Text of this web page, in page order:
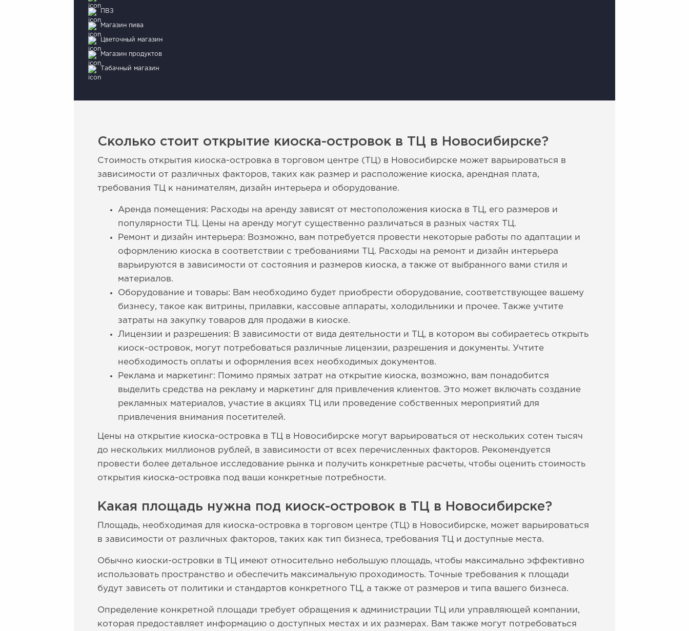
ПВЗ
Магазин пива
Цветочный магазин
Магазин продуктов
Табачный магазин
Сколько стоит открытие киоска-островок в ТЦ в Новосибирске?
Стоимость открытия киоска-островка в торговом центре (ТЦ) в Новосибирске может варьироваться в
зависимости от различных факторов, таких как размер и расположение киоска, арендная плата,
требования ТЦ к нанимателям, дизайн интерьера и оборудование.
Аренда помещения: Расходы на аренду зависят от местоположения киоска в ТЦ, его размеров и
популярности ТЦ. Цены на аренду могут существенно различаться в разных частях ТЦ.
Ремонт и дизайн интерьера: Возможно, вам потребуется провести некоторые работы по адаптации и
оформлению киоска в соответствии с требованиями ТЦ. Расходы на ремонт и дизайн интерьера
варьируются в зависимости от состояния и размеров киоска, а также от выбранного вами стиля и
материалов.
Оборудование и товары: Вам необходимо будет приобрести оборудование, соответствующее вашему
бизнесу, такое как витрины, прилавки, кассовые аппараты, холодильники и прочее. Также учтите
затраты на закупку товаров для продажи в киоске.
Лицензии и разрешения: В зависимости от вида деятельности и ТЦ, в котором вы собираетесь открыть
киоск-островок, могут потребоваться различные лицензии, разрешения и документы. Учтите
необходимость оплаты и оформления всех необходимых документов.
Реклама и маркетинг: Помимо прямых затрат на открытие киоска, возможно, вам понадобится
выделить средства на рекламу и маркетинг для привлечения клиентов. Это может включать создание
рекламных материалов, участие в акциях ТЦ или проведение собственных мероприятий для
привлечения внимания посетителей.
Цены на открытие киоска-островка в ТЦ в Новосибирске могут варьироваться от нескольких сотен тысяч
до нескольких миллионов рублей, в зависимости от всех перечисленных факторов. Рекомендуется
провести более детальное исследование рынка и получить конкретные расчеты, чтобы оценить стоимость
открытия киоска-островка под ваши конкретные потребности.
Какая площадь нужна под киоск-островок в ТЦ в Новосибирске?
Площадь, необходимая для киоска-островка в торговом центре (ТЦ) в Новосибирске, может варьироваться
в зависимости от различных факторов, таких как тип бизнеса, требования ТЦ и доступные места.
Обычно киоски-островки в ТЦ имеют относительно небольшую площадь, чтобы максимально эффективно
использовать пространство и обеспечить максимальную проходимость. Точные требования к площади
будут зависеть от политики и стандартов конкретного ТЦ, а также от размеров и типа вашего бизнеса.
Определение конкретной площади требует обращения к администрации ТЦ или управляющей компании,
которая предоставляет информацию о доступных местах и их размерах. Вам также могут потребоваться